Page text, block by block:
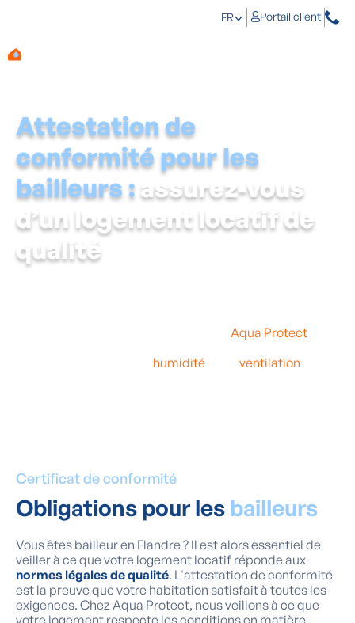
FR Portail client
Attestation de
conformité pour les
bailleurs : assurez-vous
d’un logement locatif de
qualité
Aqua Protect
humidité ventilation
Certificat de conformité
Obligations pour les bailleurs
Vous êtes bailleur en Flandre ? Il est alors essentiel de
veiller à ce que votre logement locatif réponde aux
normes légales de qualité. L'attestation de conformité
est la preuve que votre habitation satisfait à toutes les
exigences. Chez Aqua Protect, nous veillons à ce que
votre logement respecte les conditions en matière